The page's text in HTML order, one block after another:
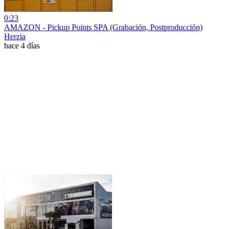
0:23
AMAZON - Pickup Points SPA (Grabación, Postproducción)
Herzia
hace 4 días